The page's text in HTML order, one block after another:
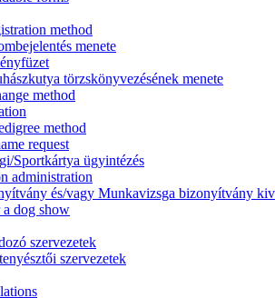
method
menete
törzskönyvezésének menete
method
method
request
Sportkártya ügyintézés
administration
és/vagy Munkavizsga bizonyítvány
dog show
szervezetek
szervezetek